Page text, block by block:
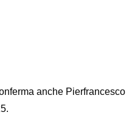
anche Pierfrancesco